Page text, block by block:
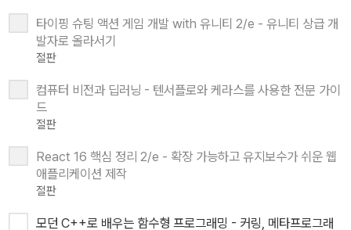
타이핑 슈팅 액션 게임 개발 with 유니티 2/e - 유니티 상급 개
발자로 올라서기
절판
컴퓨터 비전과 딥러닝 - 텐서플로와 케라스를 사용한 전문 가이
드
절판
React 16 핵심 정리 2/e - 확장 가능하고 유지보수가 쉬운 웹
애플리케이션 제작
절판
모던 C++로 배우는 함수형 프로그래밍 - 커링, 메타프로그래